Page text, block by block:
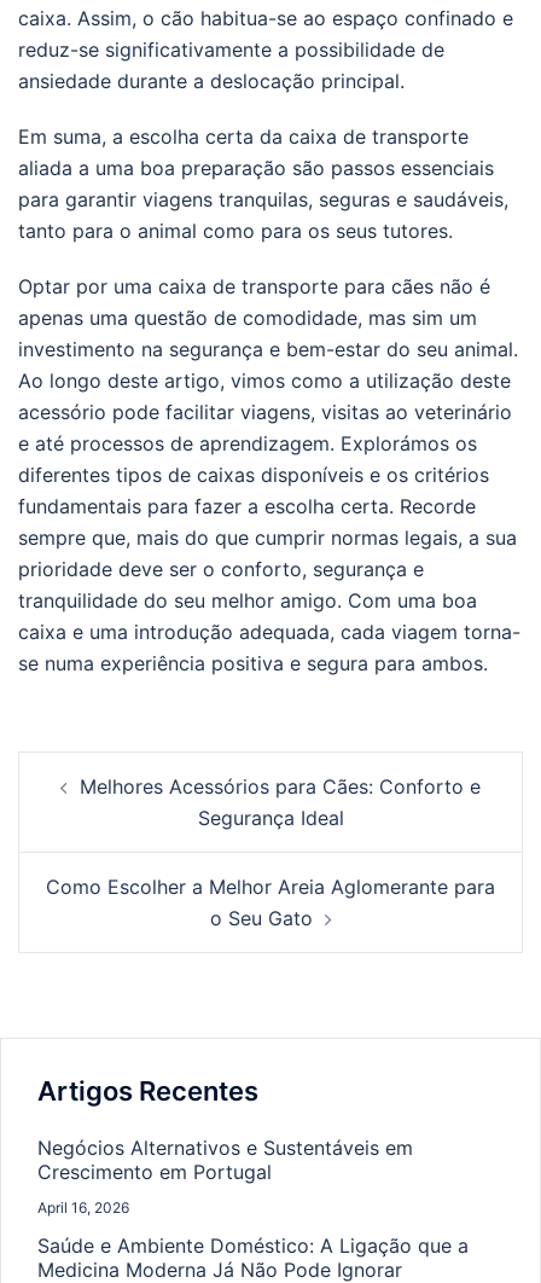
caixa. Assim, o cão habitua-se ao espaço confinado e
reduz-se significativamente a possibilidade de
ansiedade durante a deslocação principal.
Em suma, a escolha certa da caixa de transporte
aliada a uma boa preparação são passos essenciais
para garantir viagens tranquilas, seguras e saudáveis,
tanto para o animal como para os seus tutores.
Optar por uma caixa de transporte para cães não é
apenas uma questão de comodidade, mas sim um
investimento na segurança e bem-estar do seu animal.
Ao longo deste artigo, vimos como a utilização deste
acessório pode facilitar viagens, visitas ao veterinário
e até processos de aprendizagem. Explorámos os
diferentes tipos de caixas disponíveis e os critérios
fundamentais para fazer a escolha certa. Recorde
sempre que, mais do que cumprir normas legais, a sua
prioridade deve ser o conforto, segurança e
tranquilidade do seu melhor amigo. Com uma boa
caixa e uma introdução adequada, cada viagem torna-
se numa experiência positiva e segura para ambos.
navigation
Melhores Acessórios para Cães: Conforto e
Segurança Ideal
Como Escolher a Melhor Areia Aglomerante para
o Seu Gato
Artigos Recentes
Negócios Alternativos e Sustentáveis em
Crescimento em Portugal
April 16, 2026
Saúde e Ambiente Doméstico: A Ligação que a
Medicina Moderna Já Não Pode Ignorar